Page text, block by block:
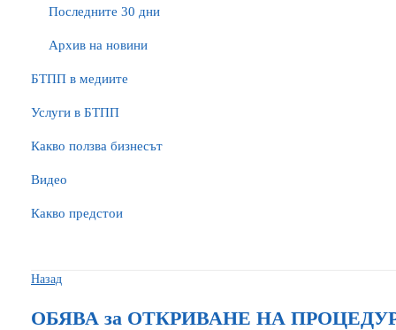
Последните 30 дни
Архив на новини
БTПП в медиите
Услуги в БТПП
Какво ползва бизнесът
Видео
Какво предстои
Назад
ОБЯВА за ОТКРИВАНЕ НА